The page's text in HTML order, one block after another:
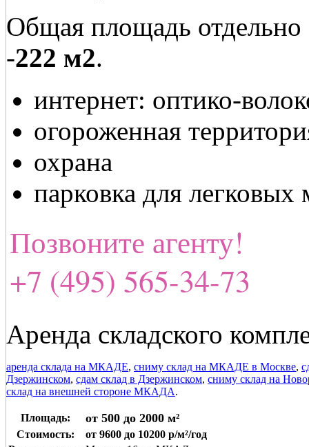
Общая площадь отдельно
-222 м2.
интернет: оптико-
огороженная
охрана
парковка для
Позвоните агенту!
+7 (495) 565-34-73
Аренда складского
аренда склада на МКАДЕ, сниму склад на МКАДЕ в Москве,
Дзержинском, сдам склад в Дзержинском, сниму склад на
склад на внешней стороне МКАДА.
Площадь: от 500 до 2000 м²
Стоимость:
от 9600 до 10200 р/м²/год